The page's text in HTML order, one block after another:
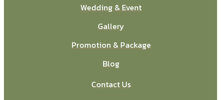
Wedding & Event
Gallery
Promotion & Package
Blog
Contact Us